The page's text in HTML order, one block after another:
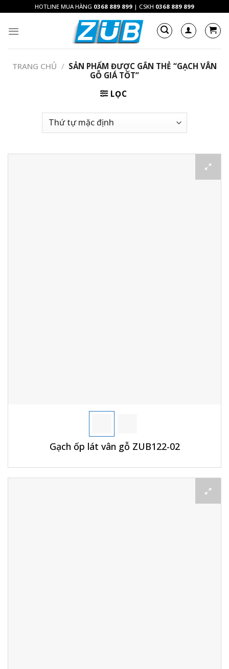
content
HOTLINE MUA HÀNG 0368 889 899 | CSKH 0368 889 899
TRANG CHỦ / SẢN PHẨM ĐƯỢC GẮN THẺ “GẠCH VÂN
GỖ GIÁ TỐT”
LỌC
Gạch ốp lát vân gỗ ZUB122-02